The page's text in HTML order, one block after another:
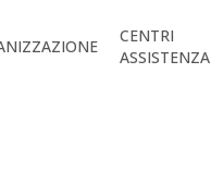
CENTRI
ASSISTENZA